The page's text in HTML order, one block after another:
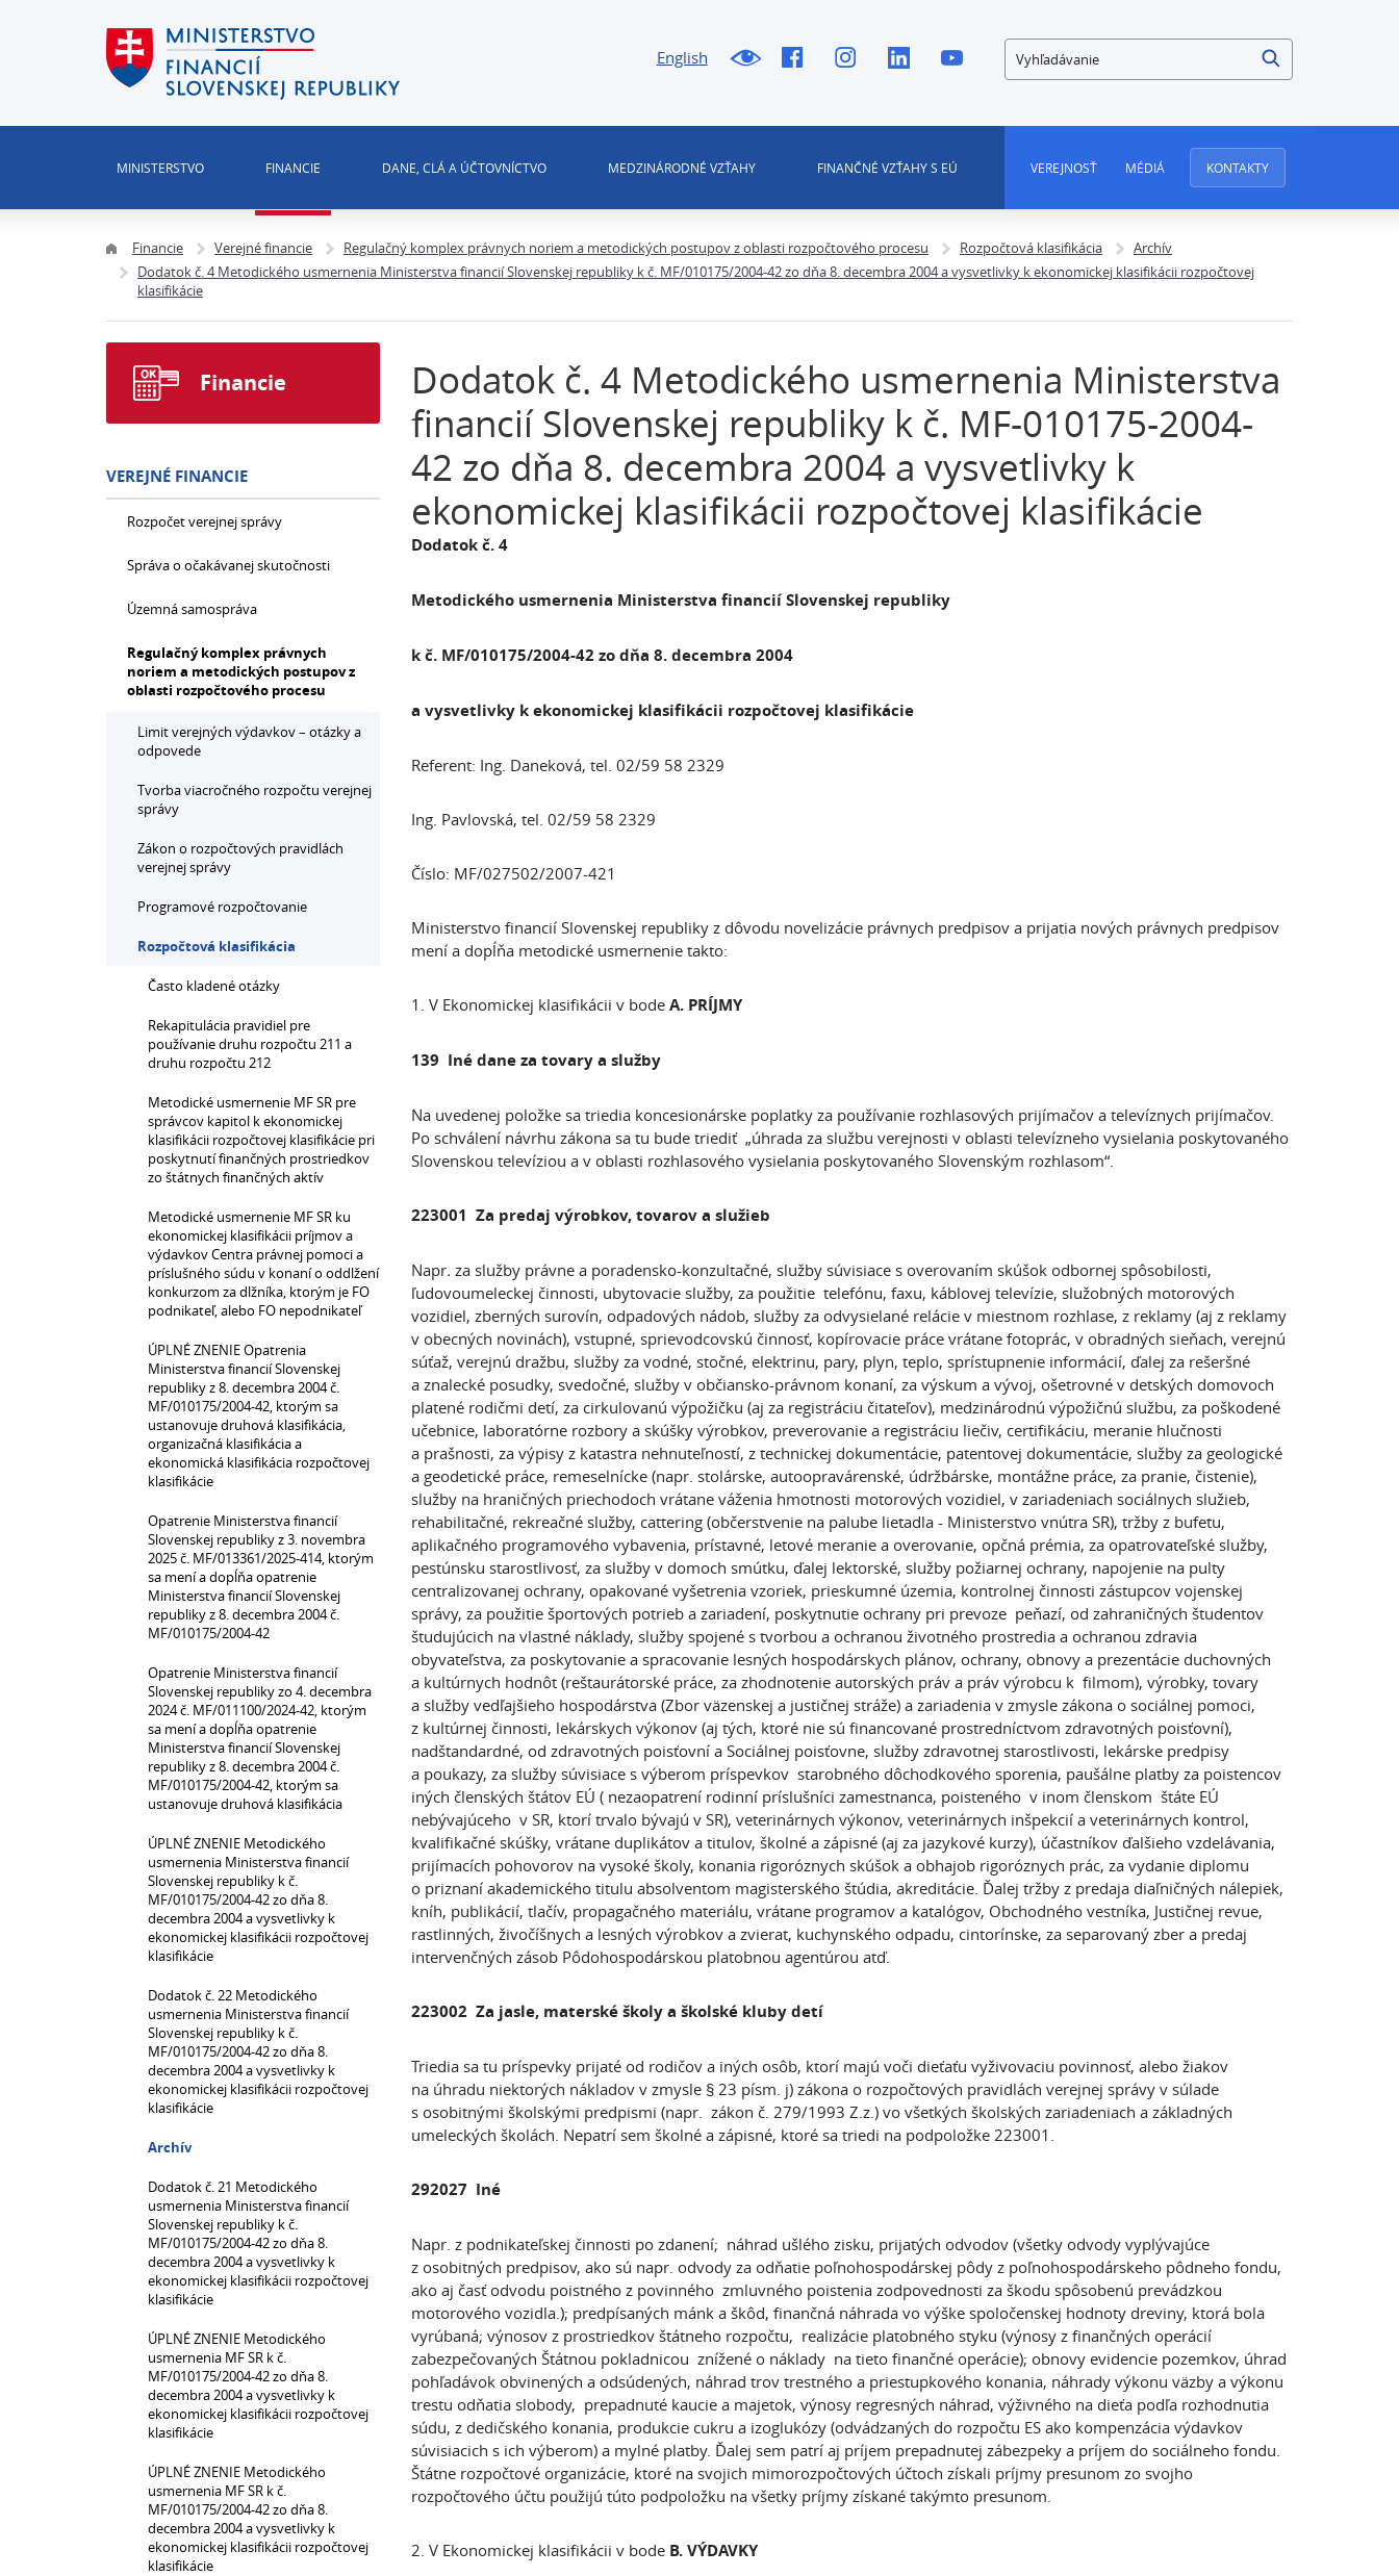
English Vyhľadávanie
MINISTERSTVO FINANCIE DANE, CLÁ A ÚČTOVNÍCTVO MEDZINÁRODNÉ VZŤAHY FINANČNÉ VZŤAHY S EÚ VEREJNOSŤ MÉDIÁ KONTAKTY
Financie Verejné financie Regulačný komplex právnych noriem a metodických postupov z oblasti rozpočtového procesu Rozpočtová klasifikácia
Archív
Dodatok č. 4 Metodického usmernenia Ministerstva financií Slovenskej republiky k č. MF/010175/2004-42 zo dňa 8. decembra 2004 a vysvetlivky k ekonomickej klasifikácii rozpočtovej
klasifikácie
Dodatok č. 4 Metodického usmernenia Ministerstva
financií Slovenskej republiky k č. MF-010175-2004-
42 zo dňa 8. decembra 2004 a vysvetlivky k
ekonomickej klasifikácii rozpočtovej klasifikácie
Dodatok č. 4
Metodického usmernenia Ministerstva financií Slovenskej republiky
k č. MF/010175/2004-42 zo dňa 8. decembra 2004
a vysvetlivky k ekonomickej klasifikácii rozpočtovej klasifikácie
Referent: Ing. Daneková, tel. 02/59 58 2329
Ing. Pavlovská, tel. 02/59 58 2329
Číslo: MF/027502/2007-421
Ministerstvo financií Slovenskej republiky z dôvodu novelizácie právnych predpisov a prijatia nových právnych predpisov
mení a dopĺňa metodické usmernenie takto:
1. V Ekonomickej klasifikácii v bode A. PRÍJMY
139 Iné dane za tovary a služby
Na uvedenej položke sa triedia koncesionárske poplatky za používanie rozhlasových prijímačov a televíznych prijímačov.
Po schválení návrhu zákona sa tu bude triediť „úhrada za službu verejnosti v oblasti televízneho vysielania poskytovaného
Slovenskou televíziou a v oblasti rozhlasového vysielania poskytovaného Slovenským rozhlasom“.
223001 Za predaj výrobkov, tovarov a služieb
Napr. za služby právne a poradensko-konzultačné, služby súvisiace s overovaním skúšok odbornej spôsobilosti,
ľudovoumeleckej činnosti, ubytovacie služby, za použitie telefónu, faxu, káblovej televízie, služobných motorových
vozidiel, zberných surovín, odpadových nádob, služby za odvysielané relácie v miestnom rozhlase, z reklamy (aj z reklamy
v obecných novinách), vstupné, sprievodcovskú činnosť, kopírovacie práce vrátane fotoprác, v obradných sieňach, verejnú
súťaž, verejnú dražbu, služby za vodné, stočné, elektrinu, pary, plyn, teplo, sprístupnenie informácií, ďalej za rešeršné
a znalecké posudky, svedočné, služby v občiansko-právnom konaní, za výskum a vývoj, ošetrovné v detských domovoch
platené rodičmi detí, za cirkulovanú výpožičku (aj za registráciu čitateľov), medzinárodnú výpožičnú službu, za poškodené
učebnice, laboratórne rozbory a skúšky výrobkov, preverovanie a registráciu liečiv, certifikáciu, meranie hlučnosti
a prašnosti, za výpisy z katastra nehnuteľností, z technickej dokumentácie, patentovej dokumentácie, služby za geologické
a geodetické práce, remeselnícke (napr. stolárske, autoopravárenské, údržbárske, montážne práce, za pranie, čistenie),
služby na hraničných priechodoch vrátane váženia hmotnosti motorových vozidiel, v zariadeniach sociálnych služieb,
rehabilitačné, rekreačné služby, cattering (občerstvenie na palube lietadla - Ministerstvo vnútra SR), tržby z bufetu,
aplikačného programového vybavenia, prístavné, letové meranie a overovanie, opčná prémia, za opatrovateľské služby,
pestúnsku starostlivosť, za služby v domoch smútku, ďalej lektorské, služby požiarnej ochrany, napojenie na pulty
centralizovanej ochrany, opakované vyšetrenia vzoriek, prieskumné územia, kontrolnej činnosti zástupcov vojenskej
správy, za použitie športových potrieb a zariadení, poskytnutie ochrany pri prevoze peňazí, od zahraničných študentov
študujúcich na vlastné náklady, služby spojené s tvorbou a ochranou životného prostredia a ochranou zdravia
obyvateľstva, za poskytovanie a spracovanie lesných hospodárskych plánov, ochrany, obnovy a prezentácie duchovných
a kultúrnych hodnôt (reštaurátorské práce, za zhodnotenie autorských práv a práv výrobcu k filmom), výrobky, tovary
a služby vedľajšieho hospodárstva (Zbor väzenskej a justičnej stráže) a zariadenia v zmysle zákona o sociálnej pomoci,
z kultúrnej činnosti, lekárskych výkonov (aj tých, ktoré nie sú financované prostredníctvom zdravotných poisťovní),
nadštandardné, od zdravotných poisťovní a Sociálnej poisťovne, služby zdravotnej starostlivosti, lekárske predpisy
a poukazy, za služby súvisiace s výberom príspevkov starobného dôchodkového sporenia, paušálne platby za poistencov
iných členských štátov EÚ ( nezaopatrení rodinní príslušníci zamestnanca, poisteného v inom členskom štáte EÚ
nebývajúceho v SR, ktorí trvalo bývajú v SR), veterinárnych výkonov, veterinárnych inšpekcií a veterinárnych kontrol,
kvalifikačné skúšky, vrátane duplikátov a titulov, školné a zápisné (aj za jazykové kurzy), účastníkov ďalšieho vzdelávania,
prijímacích pohovorov na vysoké školy, konania rigoróznych skúšok a obhajob rigoróznych prác, za vydanie diplomu
o priznaní akademického titulu absolventom magisterského štúdia, akreditácie. Ďalej tržby z predaja diaľničných nálepiek,
kníh, publikácií, tlačív, propagačného materiálu, vrátane programov a katalógov, Obchodného vestníka, Justičnej revue,
rastlinných, živočíšnych a lesných výrobkov a zvierat, kuchynského odpadu, cintorínske, za separovaný zber a predaj
intervenčných zásob Pôdohospodárskou platobnou agentúrou atď.
223002 Za jasle, materské školy a školské kluby detí
Triedia sa tu príspevky prijaté od rodičov a iných osôb, ktorí majú voči dieťaťu vyživovaciu povinnosť, alebo žiakov
na úhradu niektorých nákladov v zmysle § 23 písm. j) zákona o rozpočtových pravidlách verejnej správy v súlade
s osobitnými školskými predpismi (napr. zákon č. 279/1993 Z.z.) vo všetkých školských zariadeniach a základných
umeleckých školách. Nepatrí sem školné a zápisné, ktoré sa triedi na podpoložke 223001.
292027 Iné
Napr. z podnikateľskej činnosti po zdanení; náhrad ušlého zisku, prijatých odvodov (všetky odvody vyplývajúce
z osobitných predpisov, ako sú napr. odvody za odňatie poľnohospodárskej pôdy z poľnohospodárskeho pôdneho fondu,
ako aj časť odvodu poistného z povinného zmluvného poistenia zodpovednosti za škodu spôsobenú prevádzkou
motorového vozidla.); predpísaných mánk a škôd, finančná náhrada vo výške spoločenskej hodnoty dreviny, ktorá bola
vyrúbaná; výnosov z prostriedkov štátneho rozpočtu, realizácie platobného styku (výnosy z finančných operácií
zabezpečovaných Štátnou pokladnicou znížené o náklady na tieto finančné operácie); obnovy evidencie pozemkov, úhrad
pohľadávok obvinených a odsúdených, náhrad trov trestného a priestupkového konania, náhrady výkonu väzby a výkonu
trestu odňatia slobody, prepadnuté kaucie a majetok, výnosy regresných náhrad, výživného na dieťa podľa rozhodnutia
súdu, z dedičského konania, produkcie cukru a izoglukózy (odvádzaných do rozpočtu ES ako kompenzácia výdavkov
súvisiacich s ich výberom) a mylné platby. Ďalej sem patrí aj príjem prepadnutej zábezpeky a príjem do sociálneho fondu.
Štátne rozpočtové organizácie, ktoré na svojich mimorozpočtových účtoch získali príjmy presunom zo svojho
rozpočtového účtu použijú túto podpoložku na všetky príjmy získané takýmto presunom.
2. V Ekonomickej klasifikácii v bode B. VÝDAVKY
Financie
VEREJNÉ FINANCIE
Rozpočet verejnej správy
Správa o očakávanej skutočnosti
Územná samospráva
Regulačný komplex právnych
noriem a metodických postupov z
oblasti rozpočtového procesu
Limit verejných výdavkov – otázky a
odpovede
Tvorba viacročného rozpočtu verejnej
správy
Zákon o rozpočtových pravidlách
verejnej správy
Programové rozpočtovanie
Rozpočtová klasifikácia
Často kladené otázky
Rekapitulácia pravidiel pre
používanie druhu rozpočtu 211 a
druhu rozpočtu 212
Metodické usmernenie MF SR pre
správcov kapitol k ekonomickej
klasifikácii rozpočtovej klasifikácie pri
poskytnutí finančných prostriedkov
zo štátnych finančných aktív
Metodické usmernenie MF SR ku
ekonomickej klasifikácii príjmov a
výdavkov Centra právnej pomoci a
príslušného súdu v konaní o oddlžení
konkurzom za dlžníka, ktorým je FO
podnikateľ, alebo FO nepodnikateľ
ÚPLNÉ ZNENIE Opatrenia
Ministerstva financií Slovenskej
republiky z 8. decembra 2004 č.
MF/010175/2004-42, ktorým sa
ustanovuje druhová klasifikácia,
organizačná klasifikácia a
ekonomická klasifikácia rozpočtovej
klasifikácie
Opatrenie Ministerstva financií
Slovenskej republiky z 3. novembra
2025 č. MF/013361/2025-414, ktorým
sa mení a dopĺňa opatrenie
Ministerstva financií Slovenskej
republiky z 8. decembra 2004 č.
MF/010175/2004-42
Opatrenie Ministerstva financií
Slovenskej republiky zo 4. decembra
2024 č. MF/011100/2024-42, ktorým
sa mení a dopĺňa opatrenie
Ministerstva financií Slovenskej
republiky z 8. decembra 2004 č.
MF/010175/2004-42, ktorým sa
ustanovuje druhová klasifikácia
ÚPLNÉ ZNENIE Metodického
usmernenia Ministerstva financií
Slovenskej republiky k č.
MF/010175/2004-42 zo dňa 8.
decembra 2004 a vysvetlivky k
ekonomickej klasifikácii rozpočtovej
klasifikácie
Dodatok č. 22 Metodického
usmernenia Ministerstva financií
Slovenskej republiky k č.
MF/010175/2004-42 zo dňa 8.
decembra 2004 a vysvetlivky k
ekonomickej klasifikácii rozpočtovej
klasifikácie
Archív
Dodatok č. 21 Metodického
usmernenia Ministerstva financií
Slovenskej republiky k č.
MF/010175/2004-42 zo dňa 8.
decembra 2004 a vysvetlivky k
ekonomickej klasifikácii rozpočtovej
klasifikácie
ÚPLNÉ ZNENIE Metodického
usmernenia MF SR k č.
MF/010175/2004-42 zo dňa 8.
decembra 2004 a vysvetlivky k
ekonomickej klasifikácii rozpočtovej
klasifikácie
ÚPLNÉ ZNENIE Metodického
usmernenia MF SR k č.
MF/010175/2004-42 zo dňa 8.
decembra 2004 a vysvetlivky k
ekonomickej klasifikácii rozpočtovej
klasifikácie